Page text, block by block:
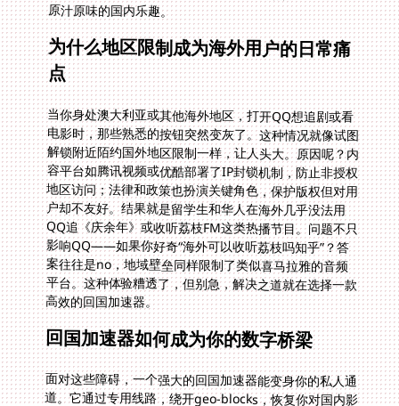
原汁原味的国内乐趣。
为什么地区限制成为海外用户的日常痛
点
当你身处澳大利亚或其他海外地区，打开QQ想追剧或看
电影时，那些熟悉的按钮突然变灰了。这种情况就像试图
解锁附近陌约国外地区限制一样，让人头大。原因呢？内
容平台如腾讯视频或优酷部署了IP封锁机制，防止非授权
地区访问；法律和政策也扮演关键角色，保护版权但对用
户却不友好。结果就是留学生和华人在海外几乎没法用
QQ追《庆余年》或收听荔枝FM这类热播节目。问题不只
影响QQ——如果你好奇“海外可以收听荔枝吗知乎”？答
案往往是no，地域壁垒同样限制了类似喜马拉雅的音频
平台。这种体验糟透了，但别急，解决之道就在选择一款
高效的回国加速器。
回国加速器如何成为你的数字桥梁
面对这些障碍，一个强大的回国加速器能变身你的私人通
道。它通过专用线路，绕开geo-blocks，恢复你对国内影